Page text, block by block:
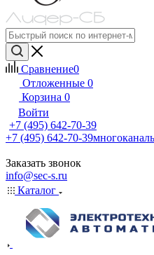
Сравнение0
Отложенные 0
Корзина 0
Войти
+7 (495) 642-70-39
+7 (495) 642-70-39
Заказать звонок
info@sec-s.ru
Каталог